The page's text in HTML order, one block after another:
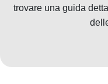
trovare una guida